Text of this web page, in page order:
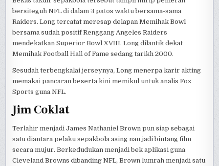
bersiteguh NFL di dalam 3 patos waktu bersama-sama
Raiders. Long tercatat meresap delapan Memihak Bowl
bersama sudah positif Renggang Angeles Raiders
mendekatkan Superior Bowl XVIII. Long dilantik dekat
Memihak Football Hall of Fame sedang tarikh 2000.
Sesudah terbengkalai jerseynya, Long menerpa karir akting
memakai pancaran beserta kini memikul untuk analis Fox
Sports guna NFL.
Jim Coklat
Terlahir menjadi James Nathaniel Brown pun siap sebagai
satu diantara pelaku sepakbola asing nan jadi bintang film
secara mujur. Berkedudukan menjadi bek aplikasi guna
Cleveland Browns dibanding NFL, Brown lumrah menjadi satu